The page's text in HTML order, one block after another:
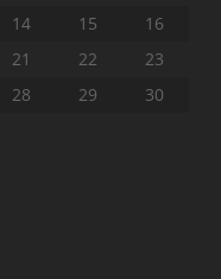
14 15
16
21 22
23
28 29
30